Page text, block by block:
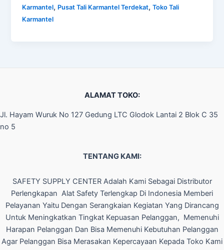
Karmantel, Pusat Tali Karmantel Terdekat,Toko Tali
Karmantel
ALAMAT TOKO:
Jl. Hayam Wuruk No 127 Gedung LTC Glodok Lantai 2 Blok C 35
no 5
TENTANG KAMI:
SAFETY SUPPLY CENTER Adalah Kami Sebagai Distributor
Perlengkapan Alat Safety Terlengkap Di Indonesia Memberi
Pelayanan Yaitu Dengan Serangkaian Kegiatan Yang Dirancang
Untuk Meningkatkan Tingkat Kepuasan Pelanggan, Memenuhi
Harapan Pelanggan Dan Bisa Memenuhi Kebutuhan Pelanggan
Agar Pelanggan Bisa Merasakan Kepercayaan Kepada Toko Kami